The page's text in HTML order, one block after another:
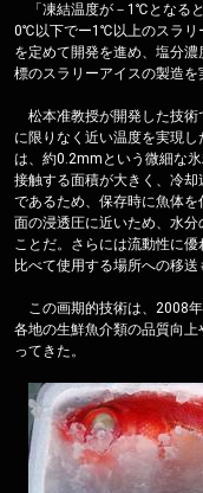
「凍結温度が－1℃となると
0℃以下でー1℃以上のスラリ
を定めて開発を進め、塩分
標のスラリーアイスの製造を
松本准教授が開発した技術
に限りなく近い温度を実現
は、約0.2mmという微細な
接触する面積が大きく、冷
であるため、保存時に魚体
面の浸透圧に近いため、水
ことだ。さらには流動性に
比べて使用する場所への移送
この画期的技術は、2008
各地の生鮮魚介類の品質向
ってきた。